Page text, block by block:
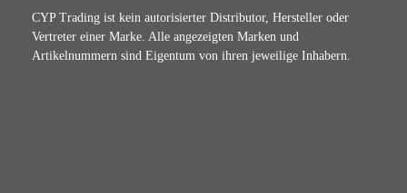
CYP Trading ist kein autorisierter Distributor, Hersteller oder
Vertreter einer Marke. Alle angezeigten Marken und
Artikelnummern sind Eigentum von ihren jeweilige Inhabern.